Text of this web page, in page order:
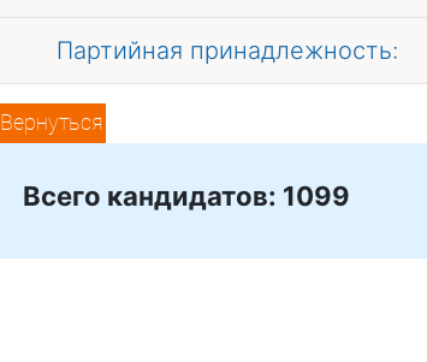
Партийная принадлежность:
Вернуться
Всего кандидатов: 1099